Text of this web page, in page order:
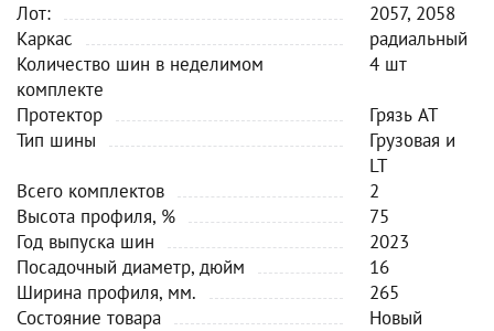
Лот:
2057, 2058
Каркас
радиальный
Количество шин в неделимом
комплекте
4 шт
Протектор
Грязь AT
Тип шины
Грузовая и
LT
Всего комплектов
2
Высота профиля, %
75
Год выпуска шин
2023
Посадочный диаметр, дюйм
16
Ширина профиля, мм.
265
Состояние товара
Новый